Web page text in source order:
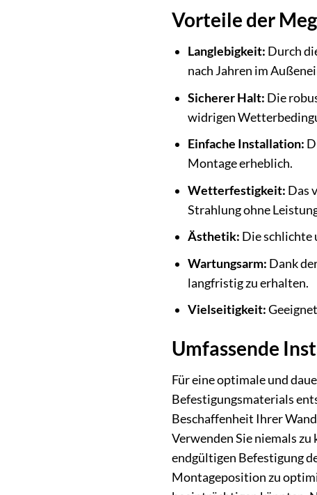
Vorteile der
Langlebigkeit: Durch
nach Jahren im
Sicherer Halt: Die
widrigen
Einfache Installation:
Montage erheblich.
Wetterfestigkeit: Das
Strahlung ohne
Ästhetik: Die schlichte
Wartungsarm: Dank
langfristig zu erhalten.
Vielseitigkeit:
Umfassende
Für eine optimale und
Befestigungsmaterials
Beschaffenheit Ihrer
Verwenden Sie niemals
endgültigen Befestigung
Montageposition zu